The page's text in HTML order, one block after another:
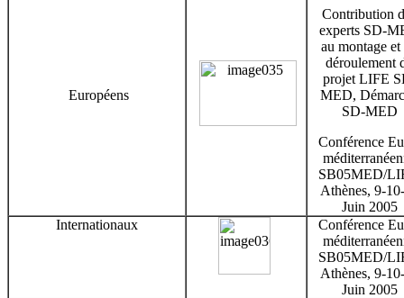
Européens
Contribution
experts SD-
au montage et
déroulement
projet LIFE
MED,
SD-MED
Conférence
SB05MED/
Athènes, 9-
Juin 2005
Internationaux
Conférence
SB05MED/
Athènes, 9-
Juin 2005